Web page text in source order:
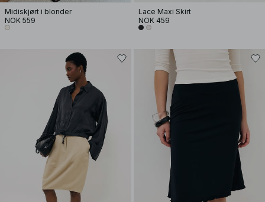
Midiskjørt i blonder
NOK 559
Lace Maxi Skirt
NOK 459